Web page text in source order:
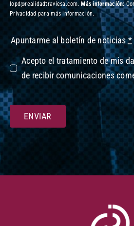
lopd@realidadtraviesa.com. Más información:
Privacidad para más información.
Apuntarme al boletín de noticias*
Acepto el tratamiento de mis
de recibir comunicaciones
ENVIAR